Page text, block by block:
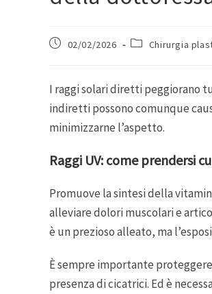
02/02/2026 Chirurgia
I raggi solari diretti peggiorano
indiretti possono comunque
minimizzarne l’aspetto.
Raggi UV: come prendersi
Promuove la sintesi della
alleviare dolori muscolari e
è un prezioso alleato, ma
È sempre importante
presenza di cicatrici. Ed è